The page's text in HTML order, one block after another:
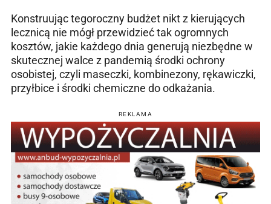
Konstruując tegoroczny budżet nikt z kierujących
lecznicą nie mógł przewidzieć tak ogromnych
kosztów, jakie każdego dnia generują niezbędne w
skutecznej walce z pandemią środki ochrony
osobistej, czyli maseczki, kombinezony, rękawiczki,
przyłbice i środki chemiczne do odkażania.
REKLAMA